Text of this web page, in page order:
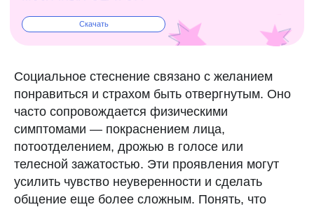
Социальное стеснение связано с желанием
понравиться и страхом быть отвергнутым. Оно
часто сопровождается физическими
симптомами — покраснением лица,
потоотделением, дрожью в голосе или
телесной зажатостью. Эти проявления могут
усилить чувство неуверенности и сделать
общение еще более сложным. Понять, что